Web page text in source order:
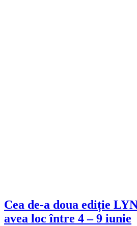
Cea de-a doua ediție
avea loc între 4 – 9 iunie